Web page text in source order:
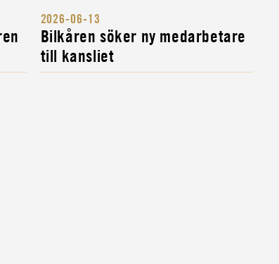
2026-06-13
Bilkåren söker ny medarbetare
till kansliet